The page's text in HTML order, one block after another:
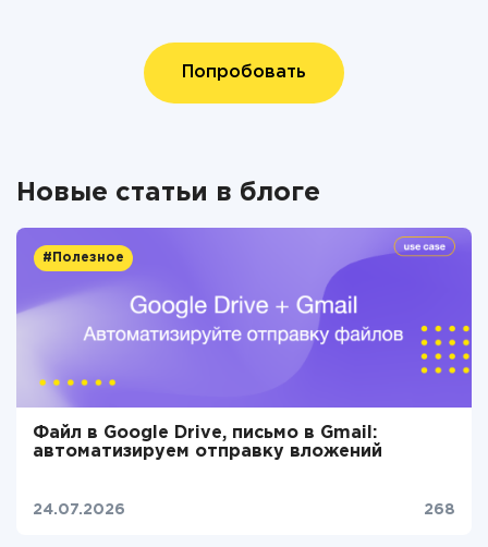
Попробовать
Новые статьи в блоге
#Полезное
Файл в Google Drive, письмо в Gmail:
автоматизируем отправку вложений
24.07.2026 268